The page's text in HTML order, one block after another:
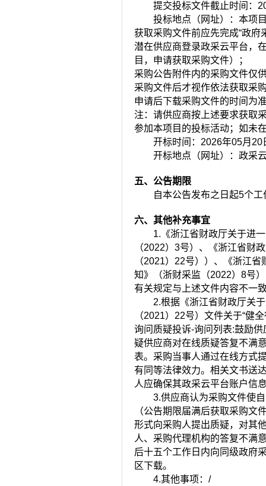
提交投标文件截止时间：
投标地点（网址）： 本项
获取采购文件前应先完成“政府
潜在供应商登录政采云平台，
目，申请获取采购文件）；
采购公告附件内的采购文件仅
采购文件后才视作依法获取采
申请后下载采购文件的时间为
注：请供应商按上述要求获取
参加本项目的投标活动；如未
开标时间： 2026年05月20
开标地点（网址）： 政采
五、公告期限
自本公告发布之日起5个工
六、其他补充事宜
1.《浙江省财政厅关于进
（2022）3号）、《浙江省财
（2021）22号））、《浙江
知》（浙财采监（2022）8号
有关规定与上述文件内容不一
2.根据《浙江省财政厅关
（2021）22号）文件关于“健
询问质疑投诉-询问列表:鼓励
疑供应商对在线质疑答复不满
表。采购当事人通过在线方式
有同等法律效力。相关文书送
人应确保其政采云平台账户信
3.供应商认为采购文件使
（公告期限届满后获取采购文
形式向采购人提出质疑，对其
人、采购代理机构的答复不满
后十五个工作日内向同级政府
区下载。
4.其他事项： /